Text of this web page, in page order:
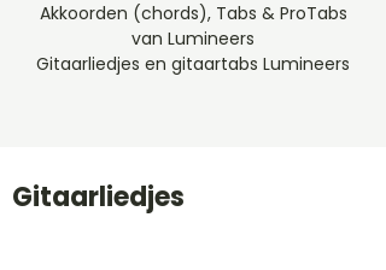
Akkoorden (chords), Tabs & ProTabs
van Lumineers
Gitaarliedjes en gitaartabs Lumineers
Gitaarliedjes